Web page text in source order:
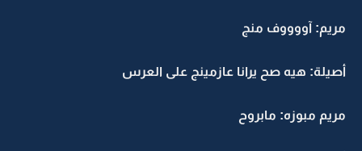
مريم: آووووف منج
أصيلة: هيه صح يرانا عازمينج على العرس
مريم مبوزه: مابروح